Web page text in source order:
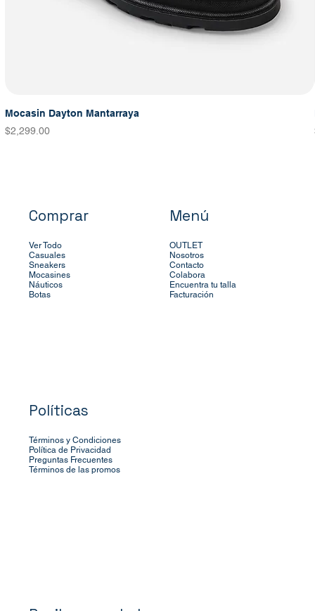
Mocasin Dayton Mantarraya
Precio
$2,299.00
Comprar
Ver Todo
Casuales
Sneakers
Mocasines
Náuticos
Botas
Menú
OUTLET
Nosotros
Contacto
Colabora
Encuentra tu talla
Facturación
Políticas
Términos y Condiciones
Política de Privacidad
Preguntas Frecuentes
Términos de las promos